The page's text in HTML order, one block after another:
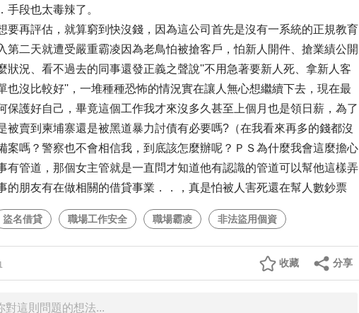
手段也太毒辣了。
再評估，就算窮到快沒錢，因為這公司首先是沒有一系統的正規教育
第二天就遭受嚴重霸凌因為老鳥怕被搶客戶，怕新人開件、搶業績公開
狀況、看不過去的同事還發正義之聲說''不用急著要新人死、拿新人客
也沒比較好''，一堆種種恐怖的情況實在讓人無心想繼續下去，現在最
保護好自己，畢竟這個工作我才來沒多久甚至上個月也是領日薪，為了
被賣到柬埔寨還是被黑道暴力討債有必要嗎?（在我看來再多的錢都沒
案嗎？警察也不會相信我，到底該怎麼辦呢？ＰＳ為什麼我會這麼擔心
有管道，那個女主管就是一直問才知道他有認識的管道可以幫他這樣弄
的朋友有在做相關的借貸事業．．，真是怕被人害死還在幫人數鈔票
盜名借貸 職場工作安全 職場霸凌 非法盜用個資
分享
收藏